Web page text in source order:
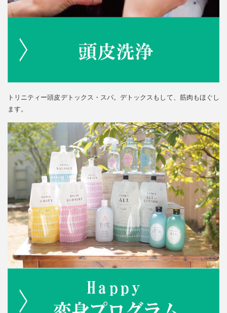
トリニティー頭皮デトックス・スパ。デトックスもして、筋肉もほぐし
ます。